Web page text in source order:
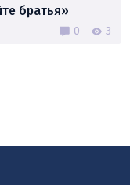
братья»
0 3